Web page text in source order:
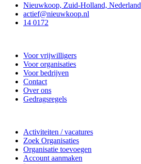
Nieuwkoop, Zuid-Holland, Nederland
actief@nieuwkoop.nl
14 0172
Voor vrijwilligers
Voor organisaties
Voor bedrijven
Contact
Over ons
Gedragsregels
Activiteiten / vacatures
Zoek Organisaties
Organisatie toevoegen
Account aanmaken